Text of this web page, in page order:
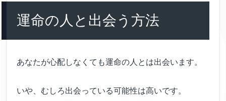
運命の人 と出会う方法
あなたが心配しなくても運命の人とは出会います。
いや、むしろ出会っている可能性は高いです。